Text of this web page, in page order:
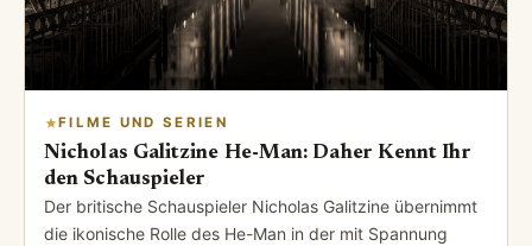
FILME UND SERIEN
Nicholas Galitzine He-Man: Daher Kennt Ihr
den Schauspieler
Der britische Schauspieler Nicholas Galitzine übernimmt
die ikonische Rolle des He-Man in der mit Spannung